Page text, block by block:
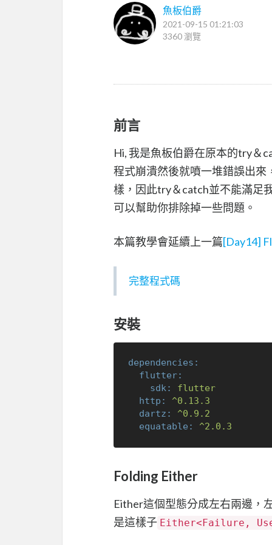
魚板伯爵
2021-09-15 01:21:03
3360 瀏覽
前言
Hi, 我是魚板伯爵在原本的try＆
程式崩潰然後就噴一堆錯誤出
樣，因此try＆catch並不能滿足
可以幫助你排除掉一些問題。
本篇教學會延續上一篇[Day14]
完整程式碼
安裝
dependencies:
flutter:
sdk:
flutter
http:
^0.13.3
dartz:
^0.9.2
equatable:
^2.0.3
Folding Either
Either這個型態分成左右兩邊，
是這樣子 Either<Failure,